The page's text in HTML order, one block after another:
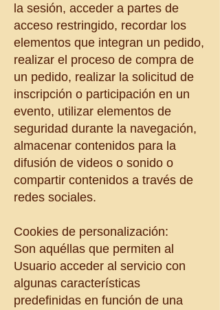
la sesión, acceder a partes de
acceso restringido, recordar los
elementos que integran un pedido,
realizar el proceso de compra de
un pedido, realizar la solicitud de
inscripción o participación en un
evento, utilizar elementos de
seguridad durante la navegación,
almacenar contenidos para la
difusión de videos o sonido o
compartir contenidos a través de
redes sociales.
Cookies de personalización:
Son aquéllas que permiten al
Usuario acceder al servicio con
algunas características
predefinidas en función de una